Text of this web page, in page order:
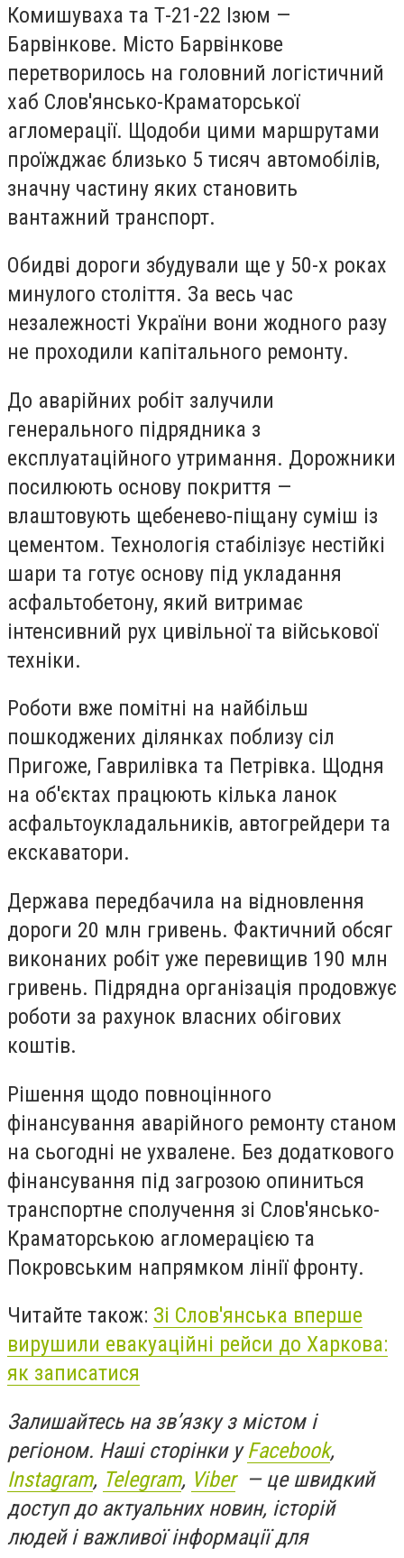
Комишуваха та Т-21-22 Ізюм —
Барвінкове. Місто Барвінкове
перетворилось на головний логістичний
хаб Слов'янсько-Краматорської
агломерації. Щодоби цими маршрутами
проїжджає близько 5 тисяч автомобілів,
значну частину яких становить
вантажний транспорт.
Обидві дороги збудували ще у 50-х роках
минулого століття. За весь час
незалежності України вони жодного разу
не проходили капітального ремонту.
До аварійних робіт залучили
генерального підрядника з
експлуатаційного утримання. Дорожники
посилюють основу покриття —
влаштовують щебенево-піщану суміш із
цементом. Технологія стабілізує нестійкі
шари та готує основу під укладання
асфальтобетону, який витримає
інтенсивний рух цивільної та військової
техніки.
Роботи вже помітні на найбільш
пошкоджених ділянках поблизу сіл
Пригоже, Гаврилівка та Петрівка. Щодня
на об'єктах працюють кілька ланок
асфальтоукладальників, автогрейдери та
екскаватори.
Держава передбачила на відновлення
дороги 20 млн гривень. Фактичний обсяг
виконаних робіт уже перевищив 190 млн
гривень. Підрядна організація продовжує
роботи за рахунок власних обігових
коштів.
Рішення щодо повноцінного
фінансування аварійного ремонту станом
на сьогодні не ухвалене. Без додаткового
фінансування під загрозою опиниться
транспортне сполучення зі Слов'янсько-
Краматорською агломерацією та
Покровським напрямком лінії фронту.
Читайте також: Зі Слов'янська вперше
вирушили евакуаційні рейси до Харкова:
як записатися
Залишайтесь на зв’язку з містом і
регіоном. Наші сторінки уFacebook,
Instagram, Telegram, Viber— це швидкий
доступ до актуальних новин, історій
людей і важливої інформації для